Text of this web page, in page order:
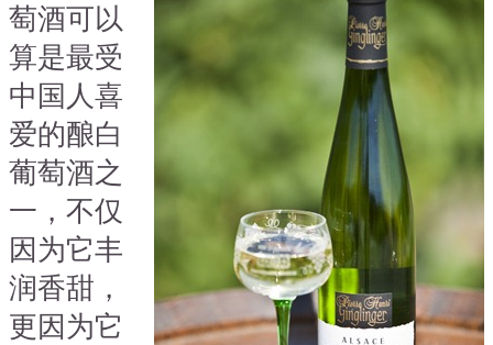
萄酒可以
算是最受
中国人喜
爱的酿白
葡萄酒之
一，不仅
因为它丰
润香甜，
更因为它